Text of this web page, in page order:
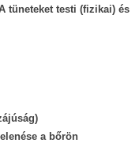
tüneteket testi (fizikai) és
a bőrön